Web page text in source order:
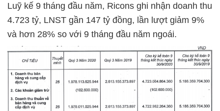
Luỹ kế 9 tháng đầu năm, Ricons ghi nhận doanh thu
4.723 tỷ, LNST gần 147 tỷ đồng, lần lượt giảm 9%
và hơn 28% so với 9 tháng đầu năm ngoái.